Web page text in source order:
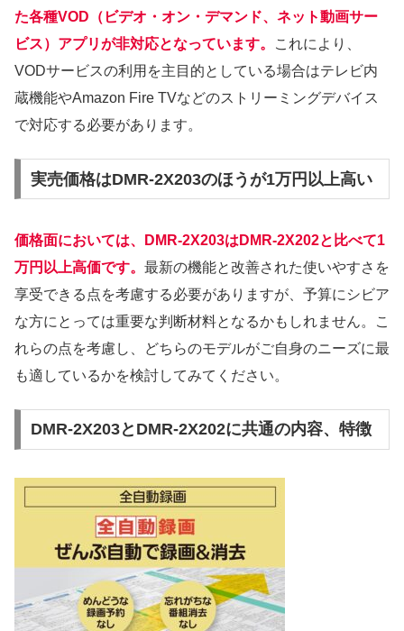
た各種VOD（ビデオ・オン・デマンド、ネット動画サー
ビス）アプリが非対応となっています。
これにより、
VODサービスの利用を主目的としている場合はテレビ内
蔵機能やAmazon Fire TVなどのストリーミングデバイス
で対応する必要があります。
実売価格はDMR-2X203のほうが1万円以上高い
価格面においては、DMR-2X203はDMR-2X202と比べて1
万円以上高価です。 最新の機能と改善された使いやすさを
享受できる点を考慮する必要がありますが、予算にシビア
な方にとっては重要な判断材料となるかもしれません。こ
れらの点を考慮し、どちらのモデルがご自身のニーズに最
も適しているかを検討してみてください。
DMR-2X203とDMR-2X202に共通の内容、特徴